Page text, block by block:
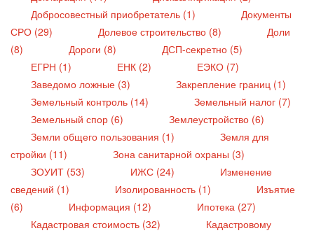
Добросовестный приобретатель (1)
Документы
СРО (29)
Долевое строительство (8)
Доли
(8)
Дороги (8)
ДСП-секретно (5)
ЕГРН (1)
ЕНК (2)
ЕЭКО (7)
Заведомо ложные (3)
Закрепление границ (1)
Земельный контроль (14)
Земельный налог (7)
Земельный спор (6)
Землеустройство (6)
Земли общего пользования (1)
Земля для
стройки (11)
Зона санитарной охраны (3)
ЗОУИТ (53)
ИЖС (24)
Изменение
сведений (1)
Изолированность (1)
Изъятие
(6)
Информация (12)
Ипотека (27)
Кадастровая стоимость (32)
Кадастровому